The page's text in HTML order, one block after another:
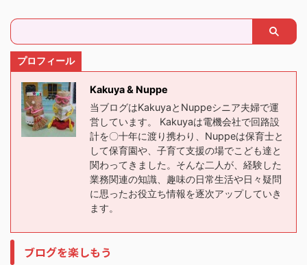
プロフィール
Kakuya & Nuppe
当ブログはKakuyaとNuppeシニア夫婦で運
営しています。 Kakuyaは電機会社で回路設
計を〇十年に渡り携わり、Nuppeは保育士と
して保育園や、子育て支援の場でこども達と
関わってきました。そんな二人が、経験した
業務関連の知識、趣味の日常生活や日々疑問
に思ったお役立ち情報を逐次アップしていき
ます。
ブログを楽しもう